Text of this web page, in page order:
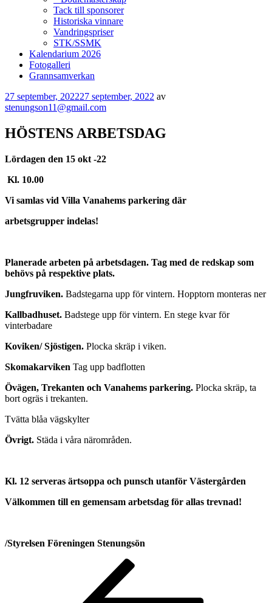
Tack till sponsorer
Historiska vinnare
Vandringspriser
STK/SSMK
Kalendarium 2026
Fotogalleri
Grannsamverkan
Publicerat
27 september, 202227 september, 2022 av
stenungson11@gmail.com
HÖSTENS ARBETSDAG
Lördagen den 15 okt -22
Kl. 10.00
Vi samlas vid Villa Vanahems parkering där
arbetsgrupper indelas!
Planerade arbeten på arbetsdagen. Tag med de redskap som
behövs på respektive plats.
Jungfruviken. Badstegarna upp för vintern. Hopptorn monteras ner
Kallbadhuset. Badstege upp för vintern. En stege kvar för
vinterbadare
Koviken/ Sjöstigen. Plocka skräp i viken.
Skomakarviken Tag upp badflotten
Övägen, Trekanten och Vanahems parkering. Plocka skräp, ta
bort ogräs i trekanten.
Tvätta blåa vägskylter
Övrigt. Städa i våra närområden.
Kl. 12 serveras ärtsoppa och punsch utanför Västergården
Välkommen till en gemensam arbetsdag för allas trevnad!
/Styrelsen Föreningen Stenungsön
Inläggsnavigering